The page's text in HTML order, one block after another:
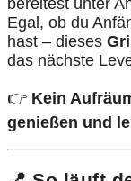
bereitest unter
Egal, ob du
hast – dieses
das nächste
👉 Kein
genießen und